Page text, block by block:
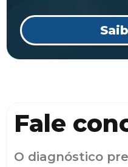
Fale
O diagnóstico